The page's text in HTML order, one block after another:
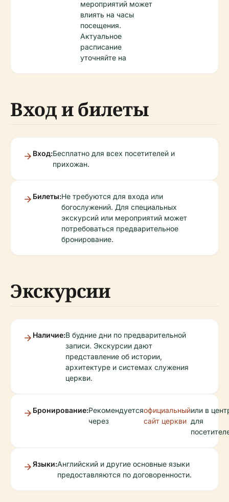
мероприятий может
влиять на часы
посещения.
Актуальное
расписание
уточняйте на
Вход и билеты
Вход:Бесплатно для всех посетителей и
прихожан.
Билеты:Не требуются для входа или
богослужений. Для специальных
экскурсий или мероприятий может
потребоваться предварительное
бронирование.
Экскурсии
Наличие:В будние дни по предварительной
записи. Экскурсии дают
представление об истории,
архитектуре и системах служения
церкви.
Бронирование:Рекомендуется
через
официальный
сайт церкви
или в
для
Языки:Английский и другие основные языки
предоставляются по договоренности.